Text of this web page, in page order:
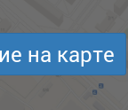
на карте